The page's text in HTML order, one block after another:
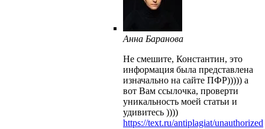
Анна Баранова
Не смешите, Константин, это
информация была представлена
изначально на сайте ПФР))))) а
вот Вам ссылочка, проверти
уникальность моей статьи и
удивитесь ))))
https://text.ru/antiplagiat/unauthorized